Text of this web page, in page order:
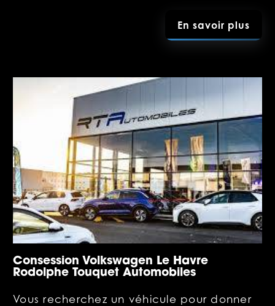
En savoir plus
Consession Volkswagen Le Havre
Rodolphe Touquet Automobiles
Vous recherchez un véhicule pour donner